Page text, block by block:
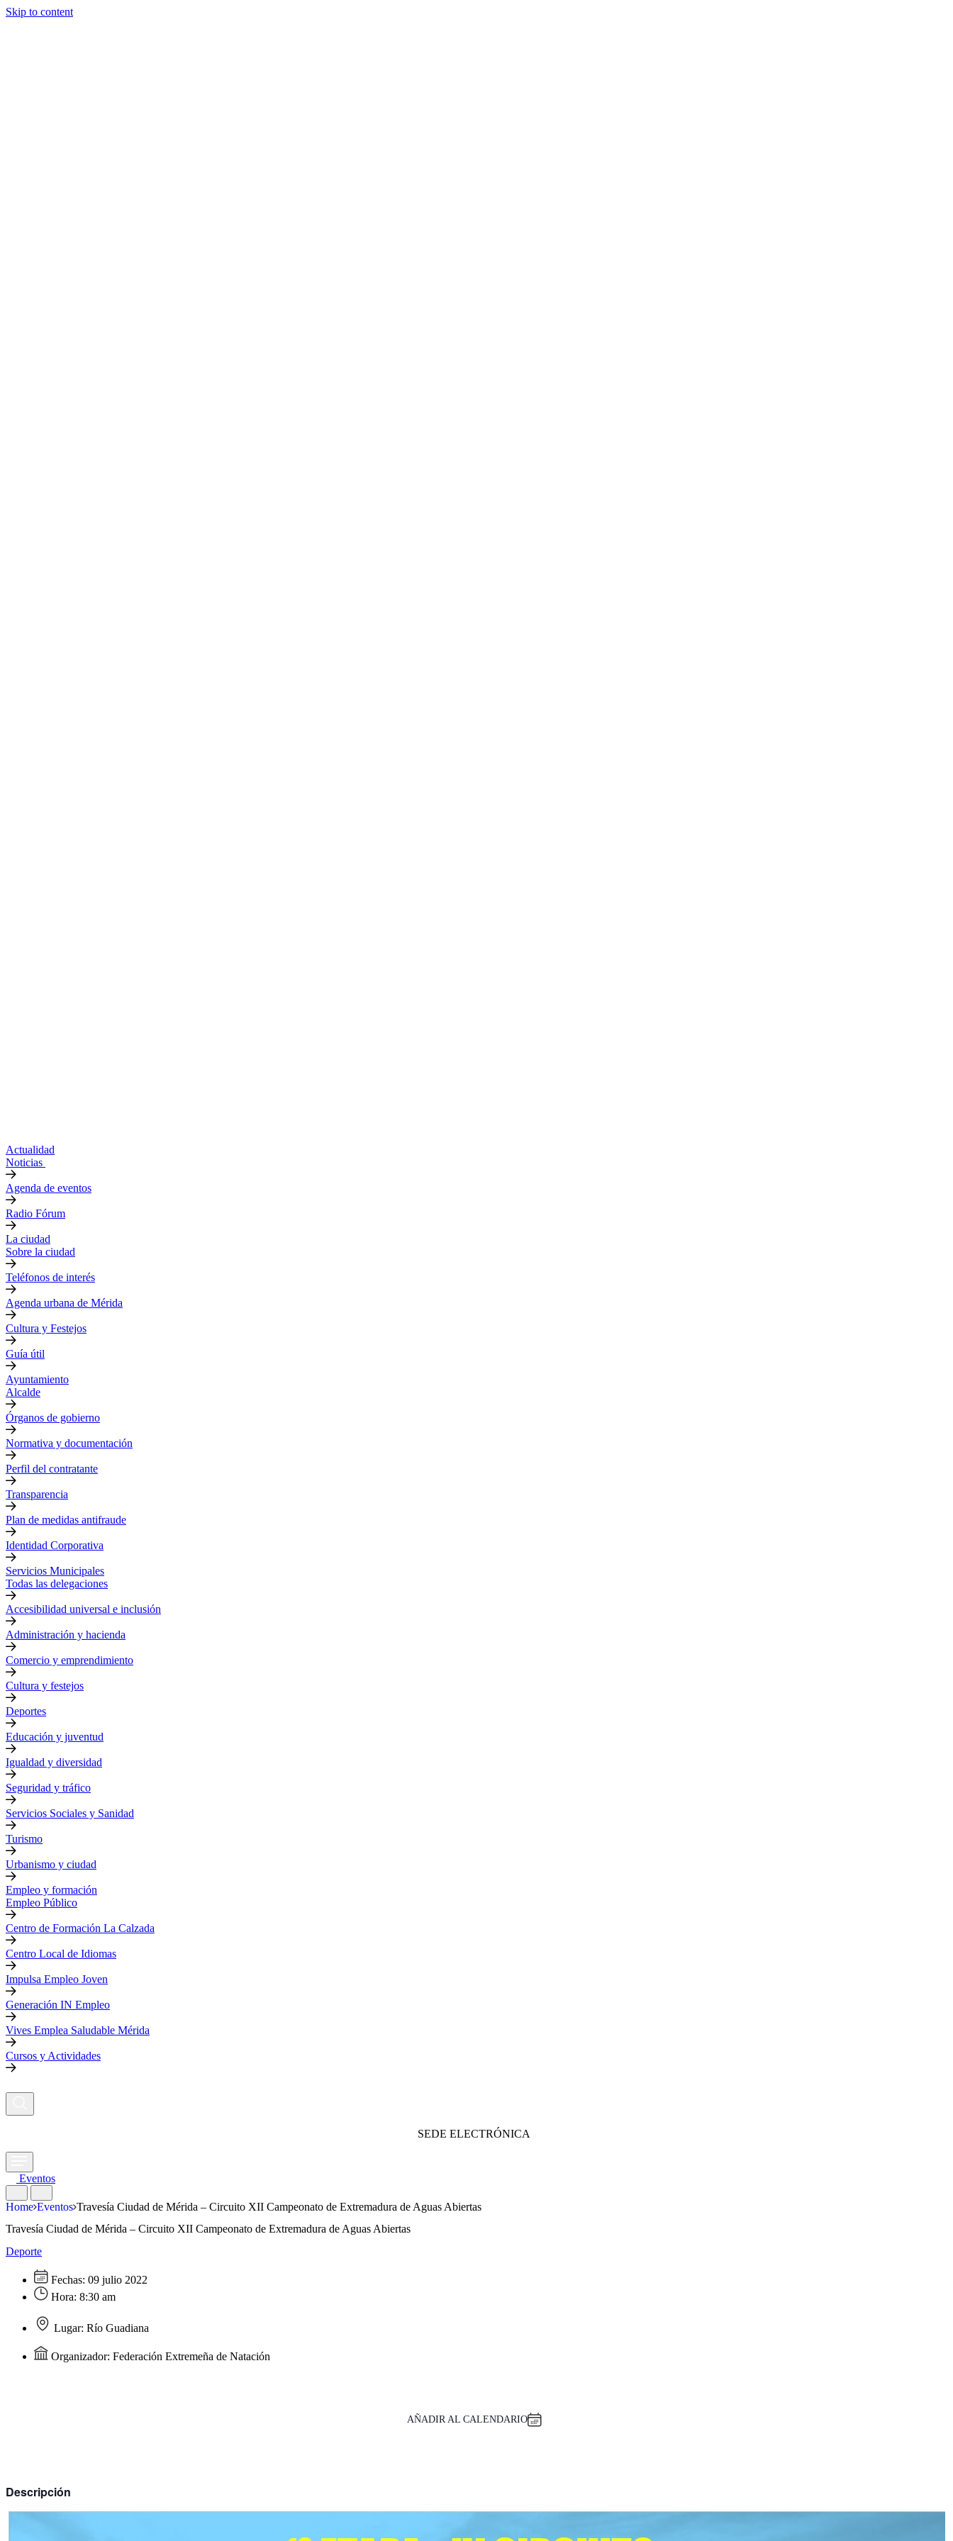
Skip to content
Actualidad
Noticias
Agenda de eventos
Radio Fórum
La ciudad
Sobre la ciudad
Teléfonos de interés
Agenda urbana de Mérida
Cultura y Festejos
Guía útil
Ayuntamiento
Alcalde
Órganos de gobierno
Normativa y documentación
Perfil del contratante
Transparencia
Plan de medidas antifraude
Identidad Corporativa
Servicios Municipales
Todas las delegaciones
Accesibilidad universal e inclusión
Administración y hacienda
Comercio y emprendimiento
Cultura y festejos
Deportes
Educación y juventud
Igualdad y diversidad
Seguridad y tráfico
Servicios Sociales y Sanidad
Turismo
Urbanismo y ciudad
Empleo y formación
Empleo Público
Centro de Formación La Calzada
Centro Local de Idiomas
Impulsa Empleo Joven
Generación IN Empleo
Vives Emplea Saludable Mérida
Cursos y Actividades
SEDE ELECTRÓNICA
Eventos
Home Eventos Travesía Ciudad de Mérida – Circuito XII Campeonato de Extremadura de Aguas Abiertas
Travesía Ciudad de Mérida – Circuito XII Campeonato de Extremadura de Aguas Abiertas
Deporte
Fechas: 09 julio 2022
Hora: 8:30 am
Lugar: Río Guadiana
Organizador: Federación Extremeña de Natación
AÑADIR AL CALENDARIO
Descripción